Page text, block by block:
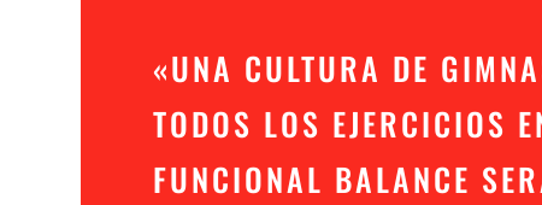
«UNA CULTURA DE
TODOS LOS EJERCICIOS
FUNCIONAL BALANCE